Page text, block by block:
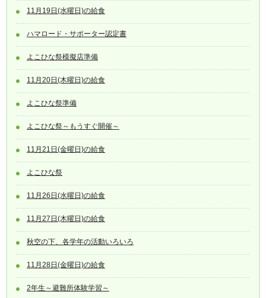
11月19日(水曜日)の給食
ハマロード・サポーター認定書
よこひな祭模擬店準備
11月20日(木曜日)の給食
よこひな祭準備
よこひな祭～もうすぐ開催～
11月21日(金曜日)の給食
よこひな祭
11月26日(水曜日)の給食
11月27日(木曜日)の給食
秋空の下、各学年の活動いろいろ
11月28日(金曜日)の給食
2年生～避難所体験学習～